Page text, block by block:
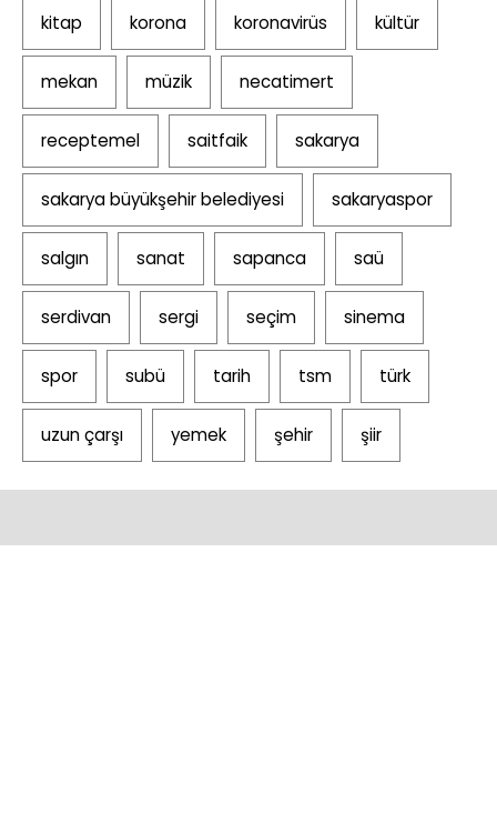
kitap korona koronavirüs kültür
mekan müzik necatimert
receptemel saitfaik sakarya
sakarya büyükşehir belediyesi sakaryaspor
salgın sanat sapanca saü
serdivan sergi seçim sinema
spor subü tarih tsm türk
uzun çarşı yemek şehir şiir
Ellidört
Söylenen
Maps